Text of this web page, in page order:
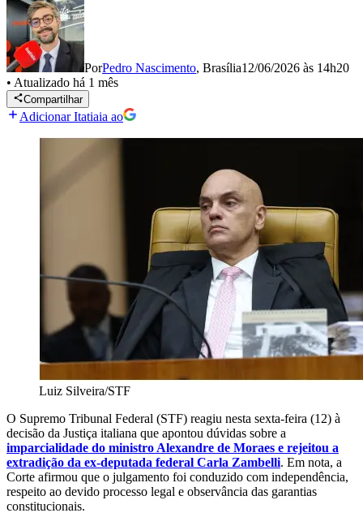
PorPedro Nascimento, Brasília12/06/2026 às 14h20
• Atualizado há 1 mês
Compartilhar
Adicionar Itatiaia ao
Luiz Silveira/STF
O Supremo Tribunal Federal (STF) reagiu nesta sexta-feira (12) à
decisão da Justiça italiana que apontou dúvidas sobre a
imparcialidade do ministro Alexandre de Moraes e rejeitou a
extradição da ex-deputada federal Carla Zambelli. Em nota, a
Corte afirmou que o julgamento foi conduzido com independência,
respeito ao devido processo legal e observância das garantias
constitucionais.